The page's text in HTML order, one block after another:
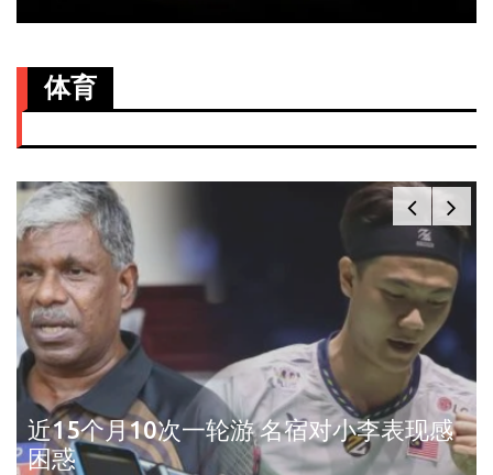
体育
近15个月10次一轮游 名宿对小李表现感
困惑